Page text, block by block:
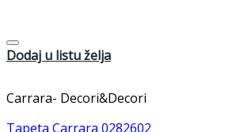
Dodaj u listu želja
Carrara- Decori&Decori
Tapeta Carrara 0282602